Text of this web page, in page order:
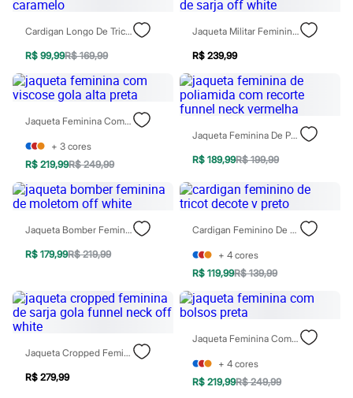
Rasteirinhas
Sandálias
Tênis
Diversão
Baby Club
Fifteen
Palomino
Moda íntima
Calcinhas
Cuecas
Meias
Pijamas
Moda praia
Biquínis e Maiôs
Blusas de proteção
Sungas
Disney
Hello Kitty
Homem Aranha
Minecraft
Naruto
Sonic
Cardigan Longo De Tricô Caramelo
R$ 99,99R$ 169,99
Jaqueta Militar Feminina De Sarja Off White
R$ 239,99
Jaqueta Feminina Com Viscose Gola Alta Preta
+ 3 cores
R$ 219,99R$ 249,99
Jaqueta Feminina De Poliamida Com Recorte Funnel Neck Vermelha
R$ 189,99R$ 199,99
Jaqueta Bomber Feminina De Moletom Off White
R$ 179,99R$ 219,99
Cardigan Feminino De Tricot Decote V Preto
+ 4 cores
R$ 119,99R$ 139,99
Jaqueta Cropped Feminina De Sarja Gola Funnel Neck Off White
R$ 279,99
Jaqueta Feminina Com Bolsos Preta
+ 4 cores
R$ 219,99R$ 249,99